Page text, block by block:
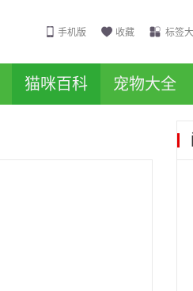
手机版 收藏 标签
猫咪百科 宠物大全